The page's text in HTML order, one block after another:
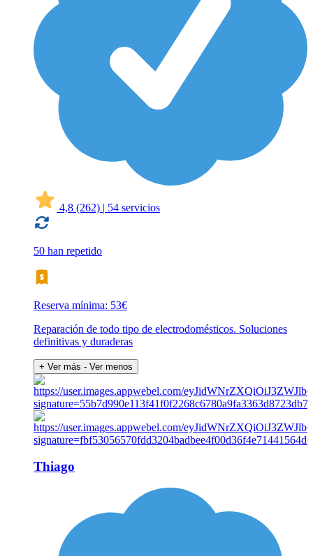
4,8 (262) | 54 servicios
50 han repetido
Reserva mínima: 53€
Reparación de todo tipo de electrodomésticos. Soluciones
definitivas y duraderas
+ Ver más - Ver menos
Thiago